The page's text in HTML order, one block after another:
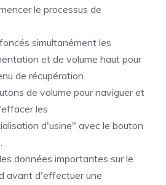
le processus de
simultanément les
et de volume haut pour
de récupération.
de volume pour naviguer et
les
d'usine" avec le bouton
données importantes sur le
avant d'effectuer une